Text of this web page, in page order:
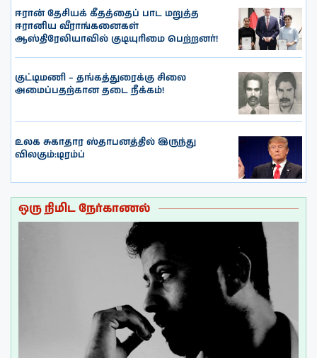
ஈரான் தேசியக் கீதத்தைப் பாட மறுத்த
ஈரானிய வீராங்கனைகள்
ஆஸ்திரேலியாவில் குடியுரிமை பெற்றனர்!
குட்டிமணி – தங்கத்துரைக்கு சிலை
அமைப்பதற்கான தடை நீக்கம்!
உலக சுகாதார ஸ்தாபனத்தில் இருந்து
விலகும்:டிரம்ப்
ஒரு நிமிட நேர்காணல்